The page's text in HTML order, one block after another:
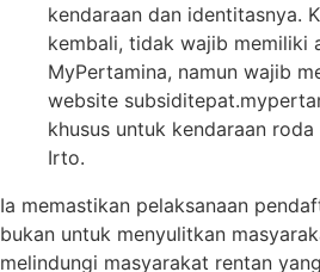
kendaraan dan identitasnya.
kembali, tidak wajib memiliki
MyPertamina, namun wajib
website
khusus untuk kendaraan roda
Irto.
Ia memastikan pelaksanaan
bukan untuk menyulitkan
melindungi masyarakat rentan